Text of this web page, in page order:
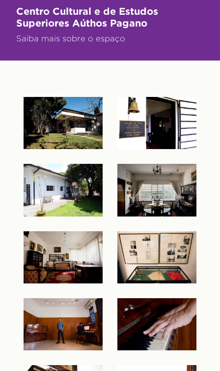
Centro Cultural e de Estudos
Superiores Aúthos Pagano
Saiba mais sobre o espaço